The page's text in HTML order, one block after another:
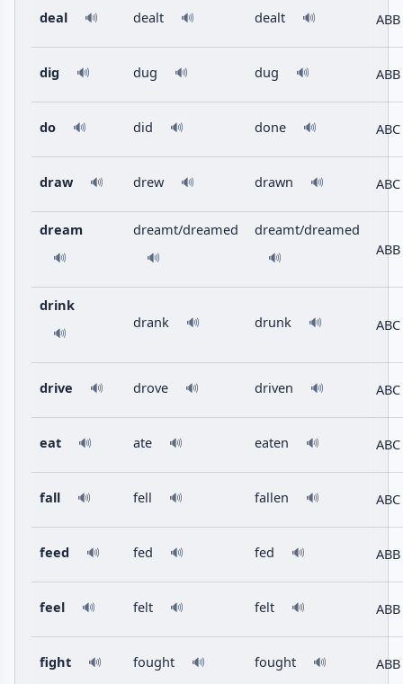
deal 🔊 dealt 🔊 dealt 🔊 ABB
dig 🔊 dug 🔊 dug 🔊 ABB
do 🔊 did 🔊 done 🔊 ABC
draw 🔊 drew 🔊 drawn 🔊 ABC
dream
🔊
dreamt/dreamed
🔊
dreamt/dreamed
🔊 ABB
drink
🔊
drank 🔊 drunk 🔊 ABC
drive 🔊 drove 🔊 driven 🔊 ABC
eat 🔊 ate 🔊 eaten 🔊 ABC
fall 🔊 fell 🔊 fallen 🔊 ABC
feed 🔊 fed 🔊 fed 🔊 ABB
feel 🔊 felt 🔊 felt 🔊 ABB
fight 🔊 fought 🔊 fought 🔊 ABB